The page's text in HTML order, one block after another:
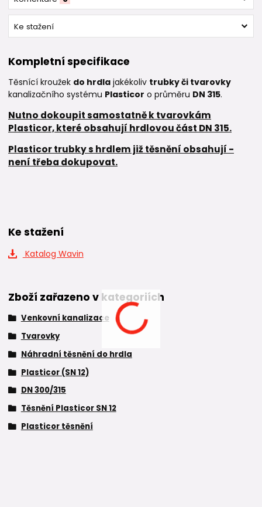
Ke stažení
Kompletní specifikace
Těsnící kroužek do hrdla jakékoliv trubky či tvarovky
kanalizačního systému Plasticor o průměru DN 315.
Nutno dokoupit samostatně k tvarovkám
Plasticor, které obsahují hrdlovou část DN 315.
Plasticor trubky s hrdlem již těsnění obsahují -
není třeba dokupovat.
Ke stažení
Katalog Wavin
Zboží zařazeno v kategoriích
Venkovní kanalizace
Tvarovky
Náhradní těsnění do hrdla
Plasticor (SN 12)
DN 300/315
Těsnění Plasticor SN 12
Plasticor těsnění